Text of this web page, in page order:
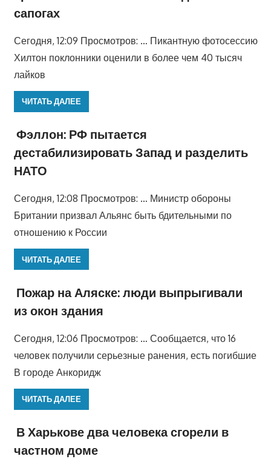
сапогах
Сегодня, 12:09 Просмотров: … Пикантную фотосессию
Хилтон поклонники оценили в более чем 40 тысяч
лайков
ЧИТАТЬ ДАЛЕЕ
Фэллон: РФ пытается
дестабилизировать Запад и разделить
НАТО
Сегодня, 12:08 Просмотров: … Министр обороны
Британии призвал Альянс быть бдительными по
отношению к России
ЧИТАТЬ ДАЛЕЕ
Пожар на Аляске: люди выпрыгивали
из окон здания
Сегодня, 12:06 Просмотров: … Сообщается, что 16
человек получили серьезные ранения, есть погибшие
В городе Анкоридж
ЧИТАТЬ ДАЛЕЕ
В Харькове два человека сгорели в
частном доме